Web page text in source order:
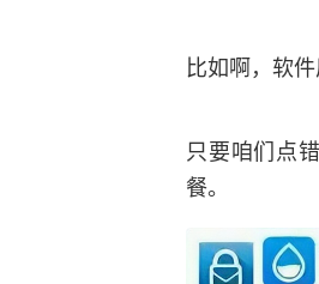
比如啊，软
只要咱们点
餐。